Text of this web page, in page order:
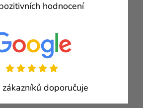
hodnocení
doporučuje